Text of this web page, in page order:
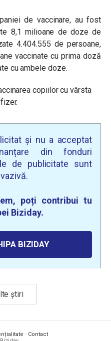
de vaccinare, au fost
8,1 milioane de doze de
4.404.555 de persoane,
vaccinate cu prima doză
cu ambele doze.
copiilor cu vârsta
și nu a acceptat
din fonduri
de publicitate sunt
poți contribui tu
Biziday.
BIZIDAY
știri
· Contact